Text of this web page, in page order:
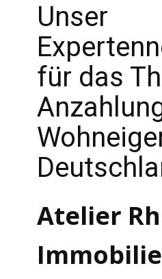
Unser
für das
Atelier